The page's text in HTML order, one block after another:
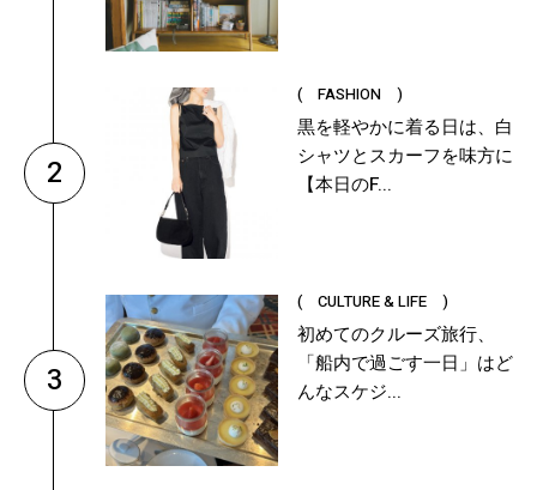
2
( FASHION )
黒を軽やかに着る日は、白
シャツとスカーフを味方に
【本日のF...
3
( CULTURE & LIFE )
初めてのクルーズ旅行、
「船内で過ごす一日」はど
んなスケジ...